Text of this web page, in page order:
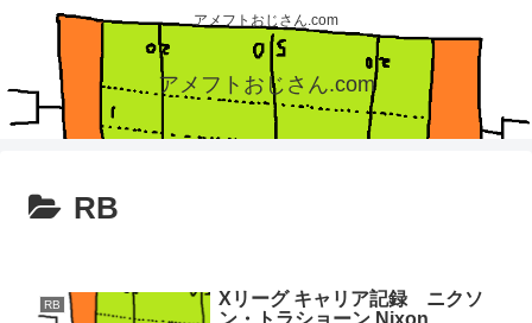
アメフトおじさん.com
アメフトおじさん.com
RB
RB
Xリーグ キャリア記録 ニクソ